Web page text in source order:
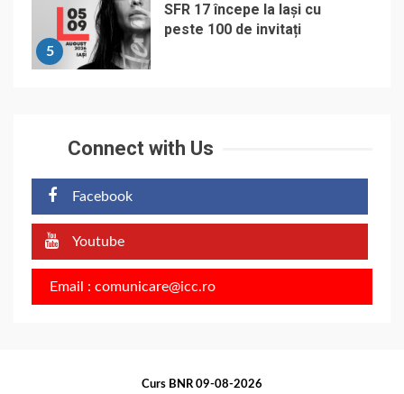
5
SFR 17 începe la Iași cu
peste 100 de invitați
Connect with Us
Facebook
Youtube
Email : comunicare@icc.ro
Curs BNR 09-08-2026